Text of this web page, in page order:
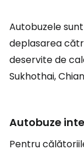
Autobuzele
deplasarea
deservite de
Sukhothai,
Autobuze
Pentru